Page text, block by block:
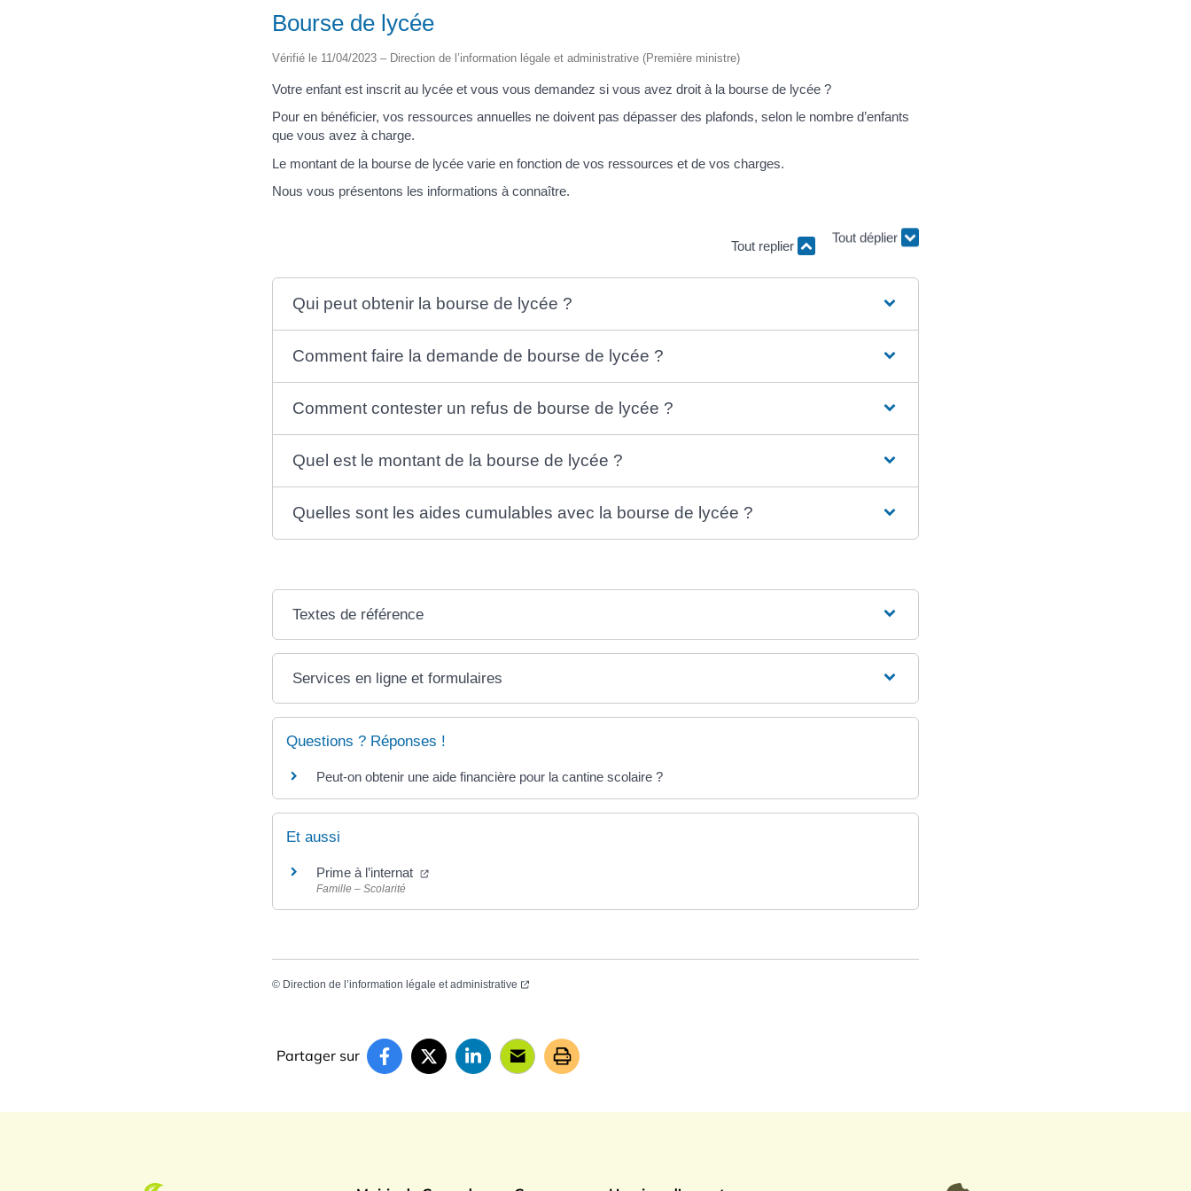
Bourse de lycée
Vérifié le 11/04/2023 – Direction de l’information légale et administrative (Première ministre)
Votre enfant est inscrit au lycée et vous vous demandez si vous avez droit à la bourse de lycée ?
Pour en bénéficier, vos ressources annuelles ne doivent pas dépasser des plafonds, selon le nombre d’enfants
que vous avez à charge.
Le montant de la bourse de lycée varie en fonction de vos ressources et de vos charges.
Nous vous présentons les informations à connaître.
Tout replier Tout déplier
Qui peut obtenir la bourse de lycée ?
Comment faire la demande de bourse de lycée ?
Comment contester un refus de bourse de lycée ?
Quel est le montant de la bourse de lycée ?
Quelles sont les aides cumulables avec la bourse de lycée ?
Textes de référence
Services en ligne et formulaires
Questions ? Réponses !
Peut-on obtenir une aide financière pour la cantine scolaire ?
Et aussi
Prime à l’internat
Famille – Scolarité
© Direction de l’information légale et administrative
Partager sur